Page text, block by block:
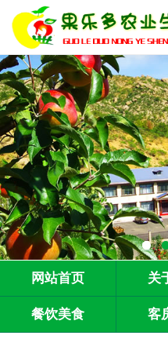
网站首页 关
餐饮美食 客